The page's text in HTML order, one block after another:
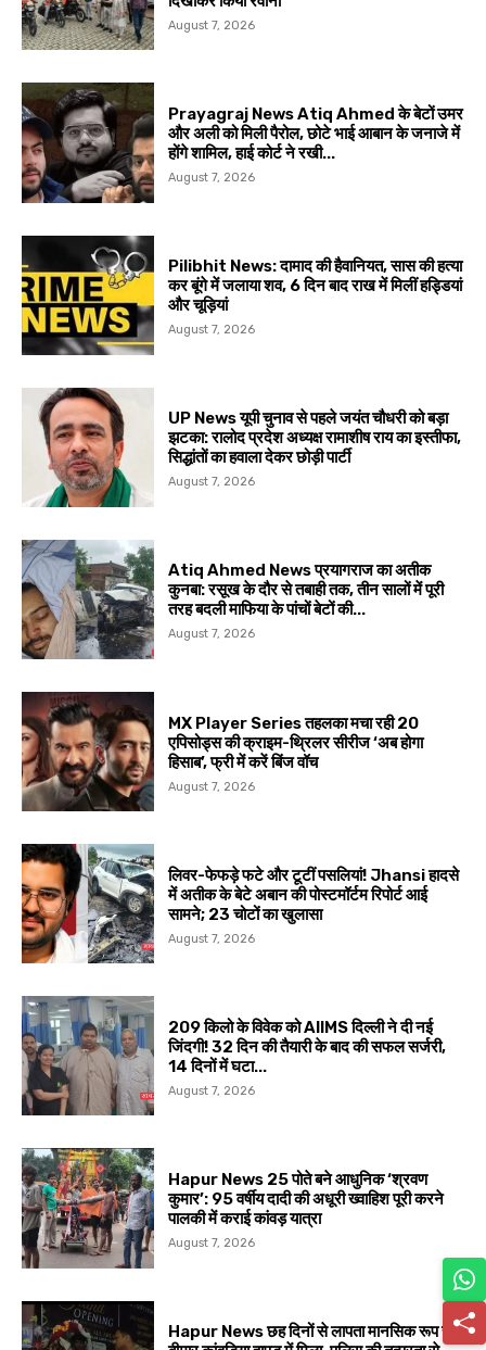
August 7, 2026
Prayagraj News Atiq Ahmed के बेटों उमर
और अली को मिली पैरोल, छोटे भाई आबान के जनाजे में
होंगे शामिल, हाई कोर्ट ने रखी...
August 7, 2026
Pilibhit News: दामाद की हैवानियत, सास की हत्या
कर बूंगे में जलाया शव, 6 दिन बाद राख में मिलीं हड्डियां
और चूड़ियां
August 7, 2026
UP News यूपी चुनाव से पहले जयंत चौधरी को बड़ा
झटका: रालोद प्रदेश अध्यक्ष रामाशीष राय का इस्तीफा,
सिद्धांतों का हवाला देकर छोड़ी पार्टी
August 7, 2026
Atiq Ahmed News प्रयागराज का अतीक
कुनबा: रसूख के दौर से तबाही तक, तीन सालों में पूरी
तरह बदली माफिया के पांचों बेटों की...
August 7, 2026
MX Player Series तहलका मचा रही 20
एपिसोड्स की क्राइम-थ्रिलर सीरीज ‘अब होगा
हिसाब’, फ्री में करें बिंज वॉच
August 7, 2026
लिवर-फेफड़े फटे और टूटीं पसलियां! Jhansi हादसे
में अतीक के बेटे अबान की पोस्टमॉर्टम रिपोर्ट आई
सामने; 23 चोटों का खुलासा
August 7, 2026
209 किलो के विवेक को AIIMS दिल्ली ने दी नई
जिंदगी! 32 दिन की तैयारी के बाद की सफल सर्जरी,
14 दिनों में घटा...
August 7, 2026
Hapur News 25 पोते बने आधुनिक ‘श्रवण
कुमार’: 95 वर्षीय दादी की अधूरी ख्वाहिश पूरी करने
पालकी में कराई कांवड़ यात्रा
August 7, 2026
Hapur News छह दिनों से लापता मानसिक रूप से